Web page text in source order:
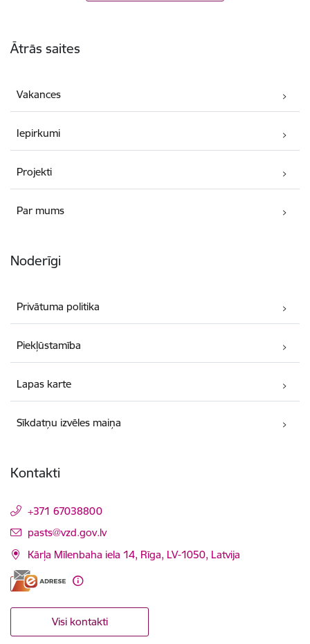
Ātrās saites
Vakances
Iepirkumi
Projekti
Par mums
Noderīgi
Privātuma politika
Piekļūstamība
Lapas karte
Sīkdatņu izvēles maiņa
Kontakti
+371 67038800
E-pasts:
pasts@vzd.gov.lv
Kārļa Mīlenbaha iela 14, Rīga, LV-1050, Latvija
Visi kontakti